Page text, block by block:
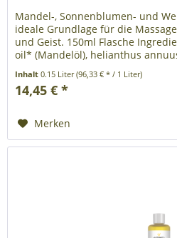
Mandel-, Sonnenblumen- und
ideale Grundlage für die
und Geist. 150ml Flasche
oil* (Mandelöl), helianthus
Inhalt0.15 Liter(96,33 € * / 1 Liter)
14,45 € *
Merken